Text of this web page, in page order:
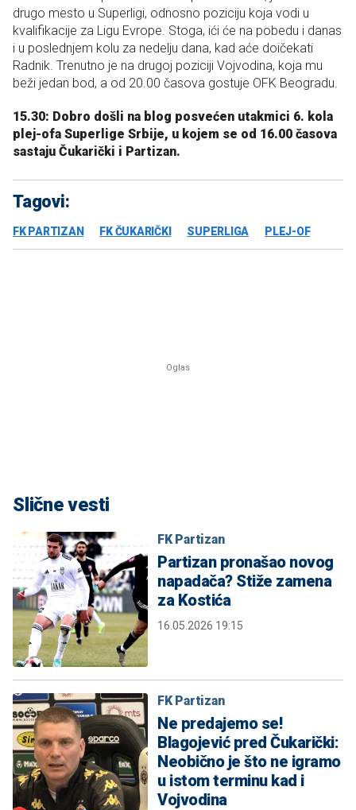
drugo mesto u Superligi, odnosno poziciju koja vodi u
kvalifikacije za Ligu Evrope. Stoga, ići će na pobedu i danas
i u poslednjem kolu za nedelju dana, kad aće doičekati
Radnik. Trenutno je na drugoj poziciji Vojvodina, koja mu
beži jedan bod, a od 20.00 časova gostuje OFK Beogradu.
15.30: Dobro došli na blog posvećen utakmici 6. kola
plej-ofa Superlige Srbije, u kojem se od 16.00 časova
sastaju Čukarički i Partizan.
Tagovi:
FK PARTIZAN FK ČUKARIČKI SUPERLIGA PLEJ-OF
Slične vesti
FK Partizan
Partizan pronašao novog
napadača? Stiže zamena
za Kostića
16.05.2026 19:15
FK Partizan
Ne predajemo se!
Blagojević pred Čukarički:
Neobično je što ne igramo
u istom terminu kad i
Vojvodina